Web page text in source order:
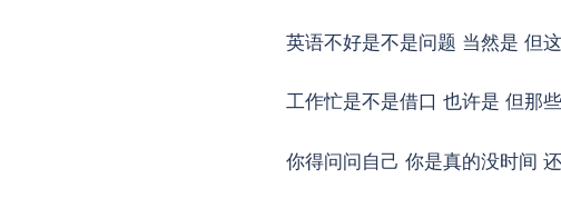
英语不好是不是问题 当然是 但
工作忙是不是借口 也许是 但那
你得问问自己 你是真的没时间